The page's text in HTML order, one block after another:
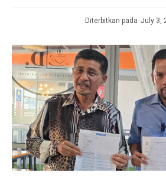
Diterbitkan pada July 3,